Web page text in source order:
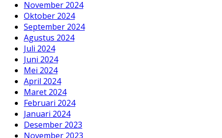
November 2024
Oktober 2024
September 2024
Agustus 2024
Juli 2024
Juni 2024
Mei 2024
April 2024
Maret 2024
Februari 2024
Januari 2024
Desember 2023
November 2023